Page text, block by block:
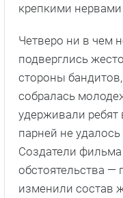
крепкими
Четверо ни в чем
подверглись
стороны
собралась
удерживали ребят
парней не
Создатели
обстоятельства —
изменили состав